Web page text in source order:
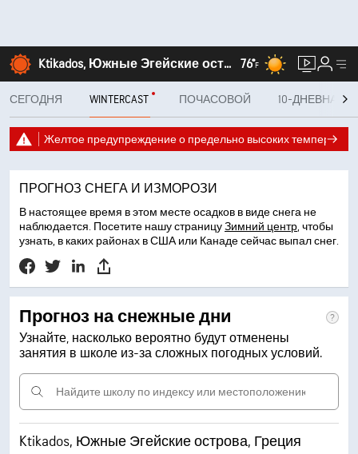
Ktikados, Южные Эгейские острова 76°F
СЕГОДНЯ WINTERCAST ПОЧАСОВОЙ 10-ДНЕВНАЯ
Желтое предупреждение о предельно высоких
ПРОГНОЗ СНЕГА И ИЗМОРОЗИ
В настоящее время в этом месте осадков в виде снега не
наблюдается. Посетите нашу страницуЗимний центр, чтобы
узнать, в каких районах в США или Канаде сейчас выпал снег.
Прогноз на снежные дни
Узнайте, насколько вероятно будут отменены
занятия в школе из-за сложных погодных условий.
Ktikados, Южные Эгейские острова, Греция